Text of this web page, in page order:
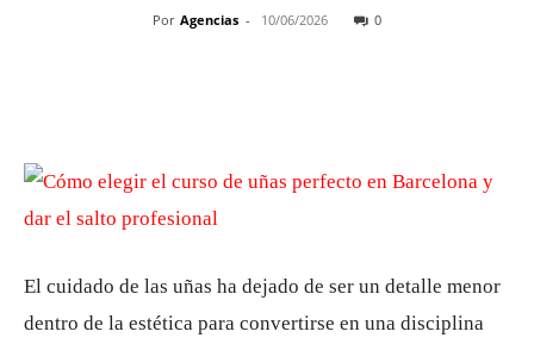
Por Agencias - 10/06/2026 0
El cuidado de las uñas ha dejado de ser un detalle menor
dentro de la estética para convertirse en una disciplina